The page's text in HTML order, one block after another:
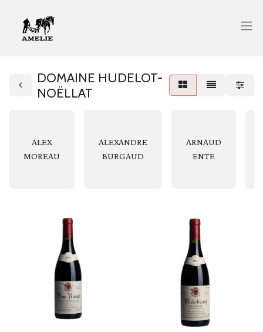
DOMAINE HUDELOT-
NOËLLAT
ALEX
MOREAU
ALEXANDRE
BURGAUD
ARNAUD
ENTE